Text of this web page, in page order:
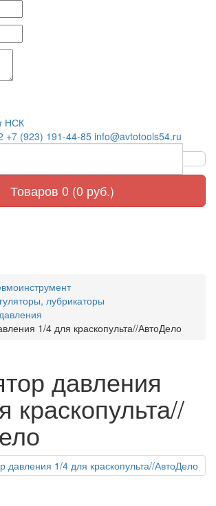
+7 (923) 191-44-85 info@avtotools54.ru
Товаров 0 (0 руб.)
лубрикаторы
1/4 для краскопульта//АвтоДело
давления
краскопульта//